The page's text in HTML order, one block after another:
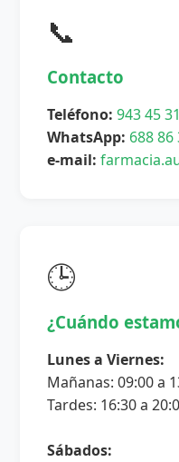
📞
Contacto
Teléfono: 943 45
WhatsApp: 688 86
e-mail:
🕒
¿Cuándo
Lunes a Viernes:
Mañanas: 09:00 a
Tardes: 16:30 a
Sábados: